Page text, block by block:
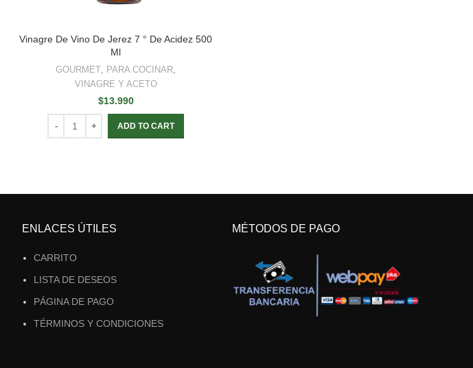
Vinagre De Vino De Jerez 7 ° De Acidez 500
Ml
GOURMET, PARA COCINAR,
VINAGRE Y ACETO
$13.990
ADD TO CART
ENLACES ÚTILES
CARRITO
LISTA DE DESEOS
PÁGINA DE PAGO
TÉRMINOS Y CONDICIONES
MÉTODOS DE PAGO